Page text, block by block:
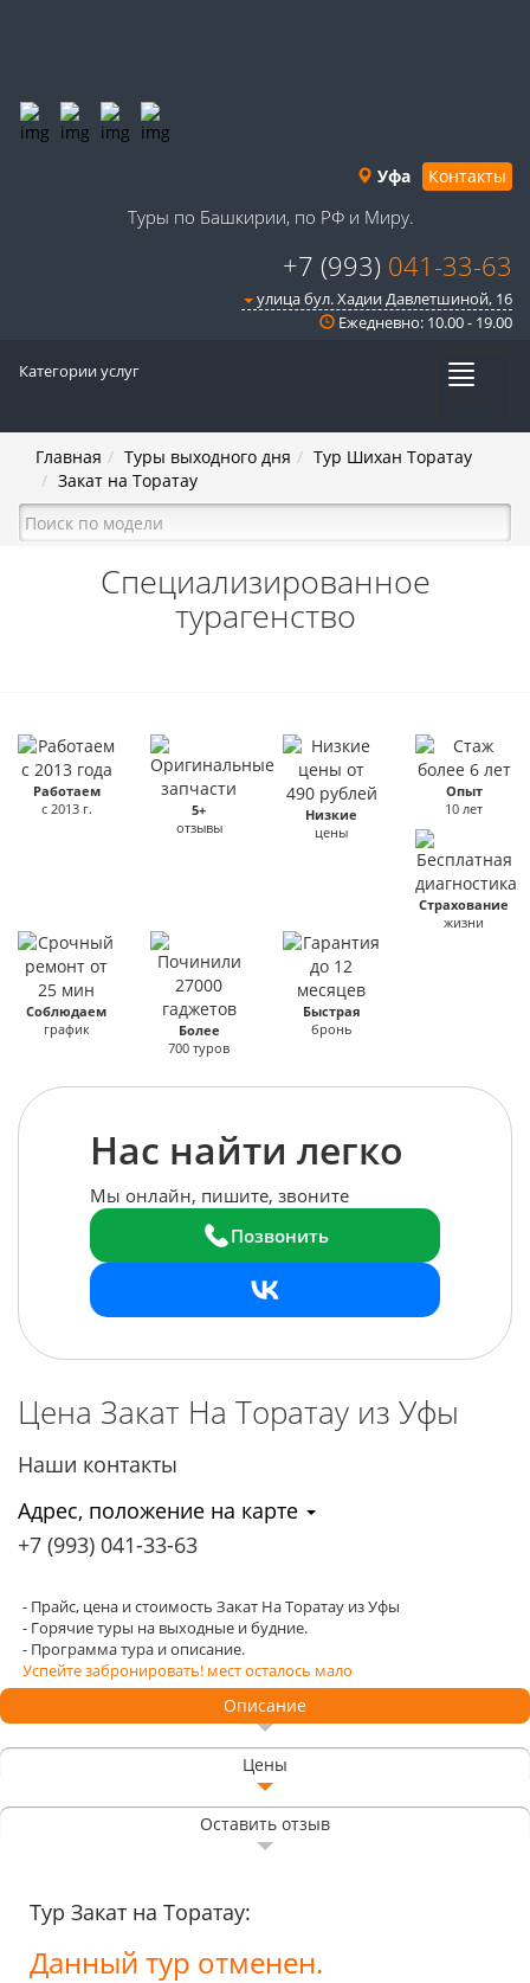
Уфа Контакты
Туры по Башкирии, по РФ и Миру.
+7 (993) 041-33-63
улица бул. Хадии Давлетшиной, 16
Ежедневно: 10.00 - 19.00
Категории услуг
Главная Туры выходного дня
Тур Шихан Торатау
Закат на Торатау
Специализированное
турагенство
Работаем
с 2013 г.
5+
отзывы
Низкие
цены
Опыт
10 лет
Страхование
жизни
Соблюдаем
график
Более
700 туров
Быстрая
бронь
Нас найти легко
Мы онлайн, пишите, звоните
Позвонить
Цена Закат На Торатау из Уфы
Наши контакты
Адрес, положение на карте
+7 (993) 041-33-63
- Прайс, цена и стоимость Закат На Торатау из Уфы
- Горячие туры на выходные и будние.
- Программа тура и описание.
Успейте забронировать! мест осталось мало
Описание
Цены
Оставить отзыв
Тур Закат на Торатау:
Данный тур отменен.